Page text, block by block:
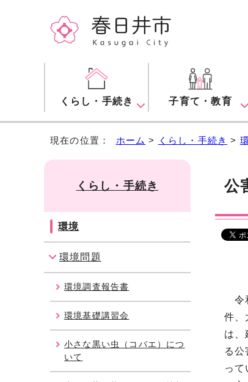
くらし・手続き 子育て・教育
現在の位置： ホーム > くらし・手続き >
公
令
件、
は、
る
って
くらし・手続き
環境
環境問題
環境調査報告書
環境基礎講習会
小さな黒い虫（コバエ）につ
いて